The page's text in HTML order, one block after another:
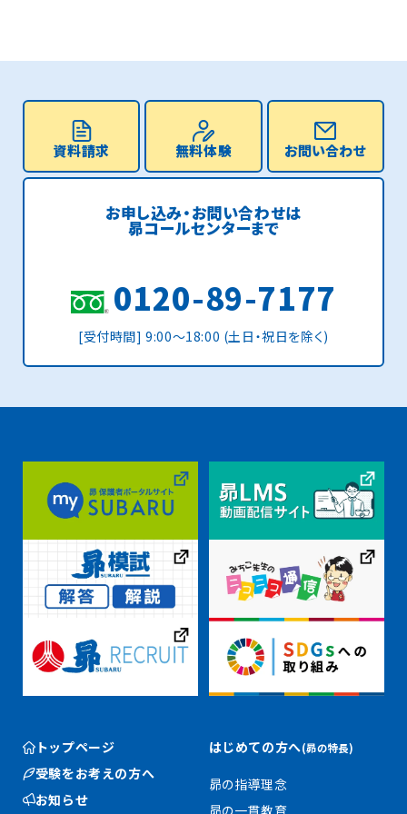
資料請求 無料体験 お問い合わせ
お申し込み・お問い合わせは
昴コールセンターまで
0120-89-7177
[受付時間] 9:00〜18:00 (土日・祝日を除く)
トップページ
受験をお考えの方へ
お知らせ
はじめての方へ(昴の特長)
昴の指導理念
昴の一貫教育